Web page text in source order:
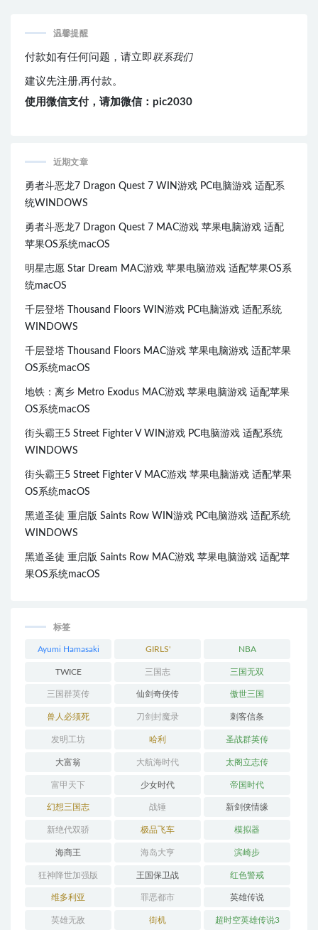
温馨提醒
付款如有任何问题，请立即联系我们
建议先注册,再付款。
使用微信支付，请加微信：pic2030
近期文章
勇者斗恶龙7 Dragon Quest 7 WIN游戏 PC电脑游戏 适配系
统WINDOWS
勇者斗恶龙7 Dragon Quest 7 MAC游戏 苹果电脑游戏 适配
苹果OS系统macOS
明星志愿 Star Dream MAC游戏 苹果电脑游戏 适配苹果OS系
统macOS
千层登塔 Thousand Floors WIN游戏 PC电脑游戏 适配系统
WINDOWS
千层登塔 Thousand Floors MAC游戏 苹果电脑游戏 适配苹果
OS系统macOS
地铁：离乡 Metro Exodus MAC游戏 苹果电脑游戏 适配苹果
OS系统macOS
街头霸王5 Street Fighter V WIN游戏 PC电脑游戏 适配系统
WINDOWS
街头霸王5 Street Fighter V MAC游戏 苹果电脑游戏 适配苹果
OS系统macOS
黑道圣徒 重启版 Saints Row WIN游戏 PC电脑游戏 适配系统
WINDOWS
黑道圣徒 重启版 Saints Row MAC游戏 苹果电脑游戏 适配苹
果OS系统macOS
标签
Ayumi Hamasaki GIRLS'
GENERATION
NBA
TWICE 三国志 三国无双
三国群英传 仙剑奇侠传 傲世三国
兽人必须死 刀剑封魔录 刺客信条
发明工坊 哈利 圣战群英传
大富翁 大航海时代 太阁立志传
富甲天下 少女时代 帝国时代
幻想三国志 战锤 新剑侠情缘
新绝代双骄 极品飞车 模拟器
海商王 海岛大亨 滨崎步
狂神降世加强版 王国保卫战 红色警戒
维多利亚 罪恶都市 英雄传说
英雄无敌 街机 超时空英雄传说3